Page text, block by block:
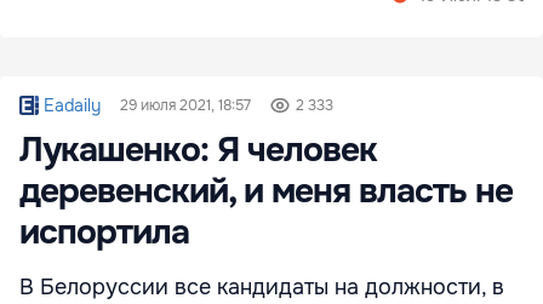
Eadaily 29 июля 2021, 18:57 2 333
Лукашенко: Я человек
деревенский, и меня власть не
испортила
В Белоруссии все кандидаты на должности, в